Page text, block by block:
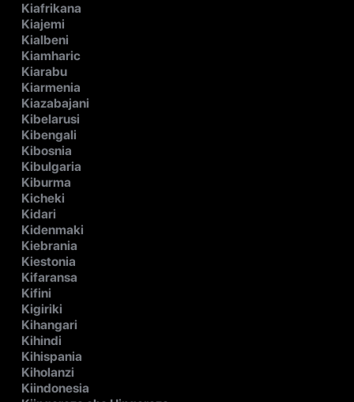
Kiafrikana
Kiajemi
Kialbeni
Kiamharic
Kiarabu
Kiarmenia
Kiazabajani
Kibelarusi
Kibengali
Kibosnia
Kibulgaria
Kiburma
Kicheki
Kidari
Kidenmaki
Kiebrania
Kiestonia
Kifaransa
Kifini
Kigiriki
Kihangari
Kihindi
Kihispania
Kiholanzi
Kiindonesia